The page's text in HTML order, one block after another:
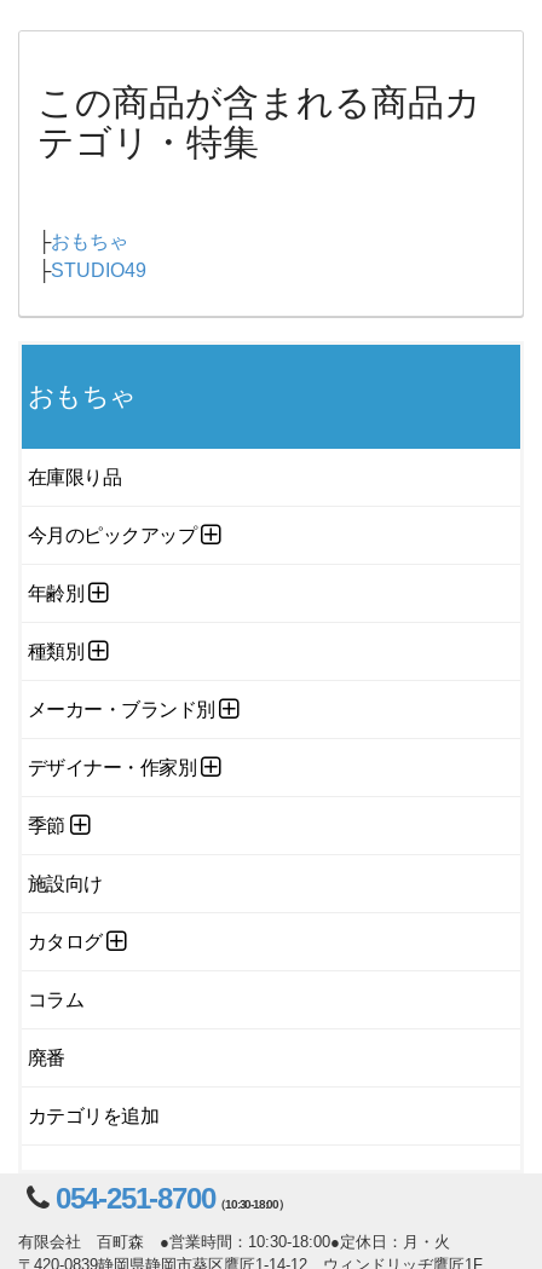
この商品が含まれる商品カ
テゴリ・特集
├おもちゃ
├STUDIO49
おもちゃ
在庫限り品
今月のピックアップ
年齢別
種類別
メーカー・ブランド別
デザイナー・作家別
季節
施設向け
カタログ
コラム
廃番
カテゴリを追加
054-251-8700（10:30-18:00）
有限会社 百町森 ●営業時間：10:30-18:00●定休日：月・火
〒420-0839静岡県静岡市葵区鷹匠1-14-12 ウィンドリッヂ鷹匠1F